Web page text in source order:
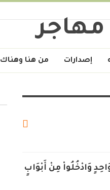
إصدارات من هنا وهناك
مِن بَابٍ وَاحِدٍ وَادْخُلُواْ مِنْ أَبْوَابٍ